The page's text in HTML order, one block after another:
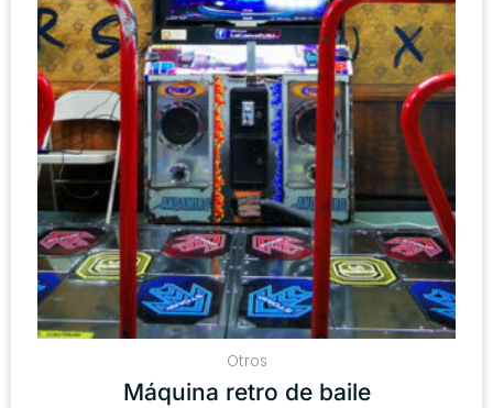
Otros
Máquina retro de baile